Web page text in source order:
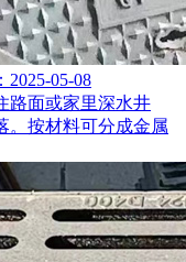
2025-05-08
路面或家里深水井
。按材料可分成金属